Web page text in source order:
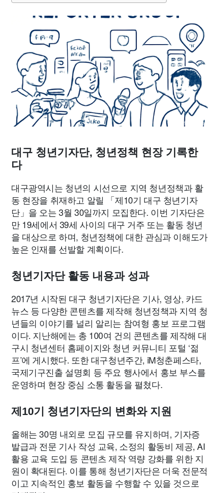
종교 사회 정치 건강 의료 의학 경제
부동산 외국어 교통 생활
대구 청년기자단, 청년정책 현장 기록한
다
대구광역시는 청년의 시선으로 지역 청년정책과 활
동 현장을 취재하고 알릴 「제10기 대구 청년기자
단」을 오는 3월 30일까지 모집한다. 이번 기자단은
만 19세에서 39세 사이의 대구 거주 또는 활동 청년
을 대상으로 하며, 청년정책에 대한 관심과 이해도가
높은 인재를 선발할 계획이다.
청년기자단 활동 내용과 성과
2017년 시작된 대구 청년기자단은 기사, 영상, 카드
뉴스 등 다양한 콘텐츠를 제작해 청년정책과 지역 청
년들의 이야기를 널리 알리는 참여형 홍보 프로그램
이다. 지난해에는 총 100여 건의 콘텐츠를 제작해 대
구시 청년센터 홈페이지와 청년 커뮤니티 포털 ‘젊
프’에 게시했다. 또한 대구청년주간, iM청춘페스타,
국제기구진출 설명회 등 주요 행사에서 홍보 부스를
운영하며 현장 중심 소통 활동을 펼쳤다.
제10기 청년기자단의 변화와 지원
올해는 30명 내외로 모집 규모를 유지하며, 기자증
발급과 전문 기사 작성 교육, 소정의 활동비 제공, AI
활용 교육 도입 등 콘텐츠 제작 역량 강화를 위한 지
원이 확대된다. 이를 통해 청년기자단은 더욱 전문적
이고 지속적인 홍보 활동을 수행할 수 있을 것으로